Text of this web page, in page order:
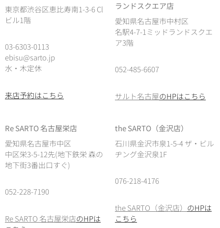
東京都渋谷区恵比寿南1-3-6 Cl
ビル1階
03-6303-0113
ebisu@sarto.jp
水・木定休
来店予約はこちら
ランドスクエア店
愛知県名古屋市中村区
名駅4-7-1ミッドランドスクエ
ア3階
052-485-6607
サルト名古屋のHPはこちら
Re SARTO 名古屋栄店
愛知県名古屋市中区
中区栄3-5-12先(地下鉄栄 森の
地下街3番出口すぐ)
052-228-7190
Re SARTO 名古屋栄店のHPは
the SARTO（金沢店）
石川県金沢市泉1-5-4 ザ・ビル
ヂング金沢泉1F
076-218-4176
the SARTO（金沢店） のHPは
こちら